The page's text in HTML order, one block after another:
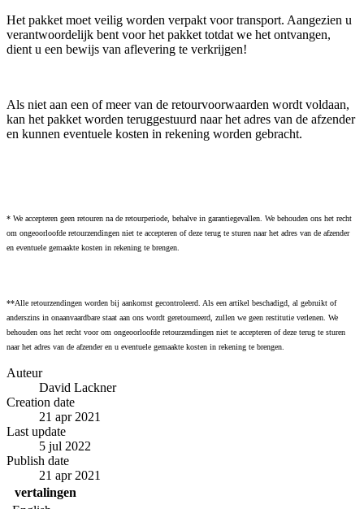
Het pakket moet veilig worden verpakt voor transport. Aangezien u
verantwoordelijk bent voor het pakket totdat we het ontvangen,
dient u een bewijs van aflevering te verkrijgen!
Als niet aan een of meer van de retourvoorwaarden wordt voldaan,
kan het pakket worden teruggestuurd naar het adres van de afzender
en kunnen eventuele kosten in rekening worden gebracht.
* We accepteren geen retouren na de retourperiode, behalve in garantiegevallen. We behouden ons het recht
om ongeoorloofde retourzendingen niet te accepteren of deze terug te sturen naar het adres van de afzender
en eventuele gemaakte kosten in rekening te brengen.
**Alle retourzendingen worden bij aankomst gecontroleerd. Als een artikel beschadigd, al gebruikt of
anderszins in onaanvaardbare staat aan ons wordt geretourneerd, zullen we geen restitutie verlenen. We
behouden ons het recht voor om ongeoorloofde retourzendingen niet te accepteren of deze terug te sturen
naar het adres van de afzender en u eventuele gemaakte kosten in rekening te brengen.
Auteur
David Lackner
Creation date
21 apr 2021
Last update
5 jul 2022
Publish date
21 apr 2021
vertalingen